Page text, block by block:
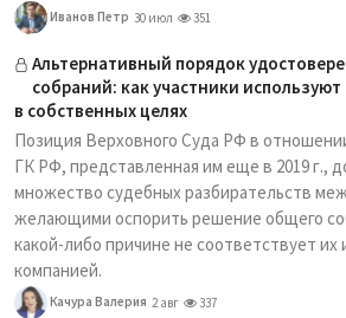
Иванов Петр 30 июл 351
Альтернативный порядок
собраний: как участники
в собственных целях
Позиция Верховного Суда РФ в
ГК РФ, представленная им еще в 2019 г.,
множество судебных разбирательств
желающими оспорить решение общего
какой-либо причине не соответствует их
компанией.
Качура Валерия 2 авг 337